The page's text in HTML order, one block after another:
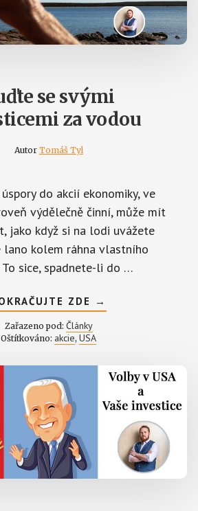
se svými
za vodou
Autor Tomáš Tyl
do akcií ekonomiky, ve
výdělečně činní, může mít
jako když si na lodi uvážete
lano kolem ráhna vlastního
To sice, spadnete-li do …
ZDE ABOUT
BUĎTE
INVESTICEMI
VODOU
→
Zařazeno pod: Články
Oštítkováno: akcie,USA